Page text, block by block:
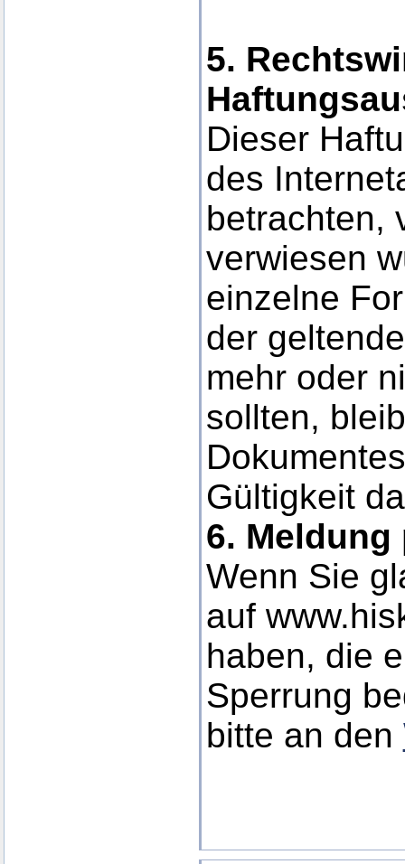
5.
Dieser
des
betrachten,
verwiesen
einzelne
der
mehr oder
sollten,
Gültigkeit
6.
Wenn Sie
auf
haben, die
Sperrung
bitte an den